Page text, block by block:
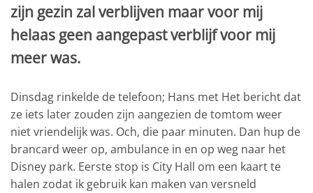
zijn gezin zal verblijven maar voor mij
helaas geen aangepast verblijf voor mij
meer was.
Dinsdag rinkelde de telefoon; Hans met Het bericht dat
ze iets later zouden zijn aangezien de tomtom weer
niet vriendelijk was. Och, die paar minuten. Dan hup de
brancard weer op, ambulance in en op weg naar het
Disney park. Eerste stop is City Hall om een kaart te
halen zodat ik gebruik kan maken van versneld